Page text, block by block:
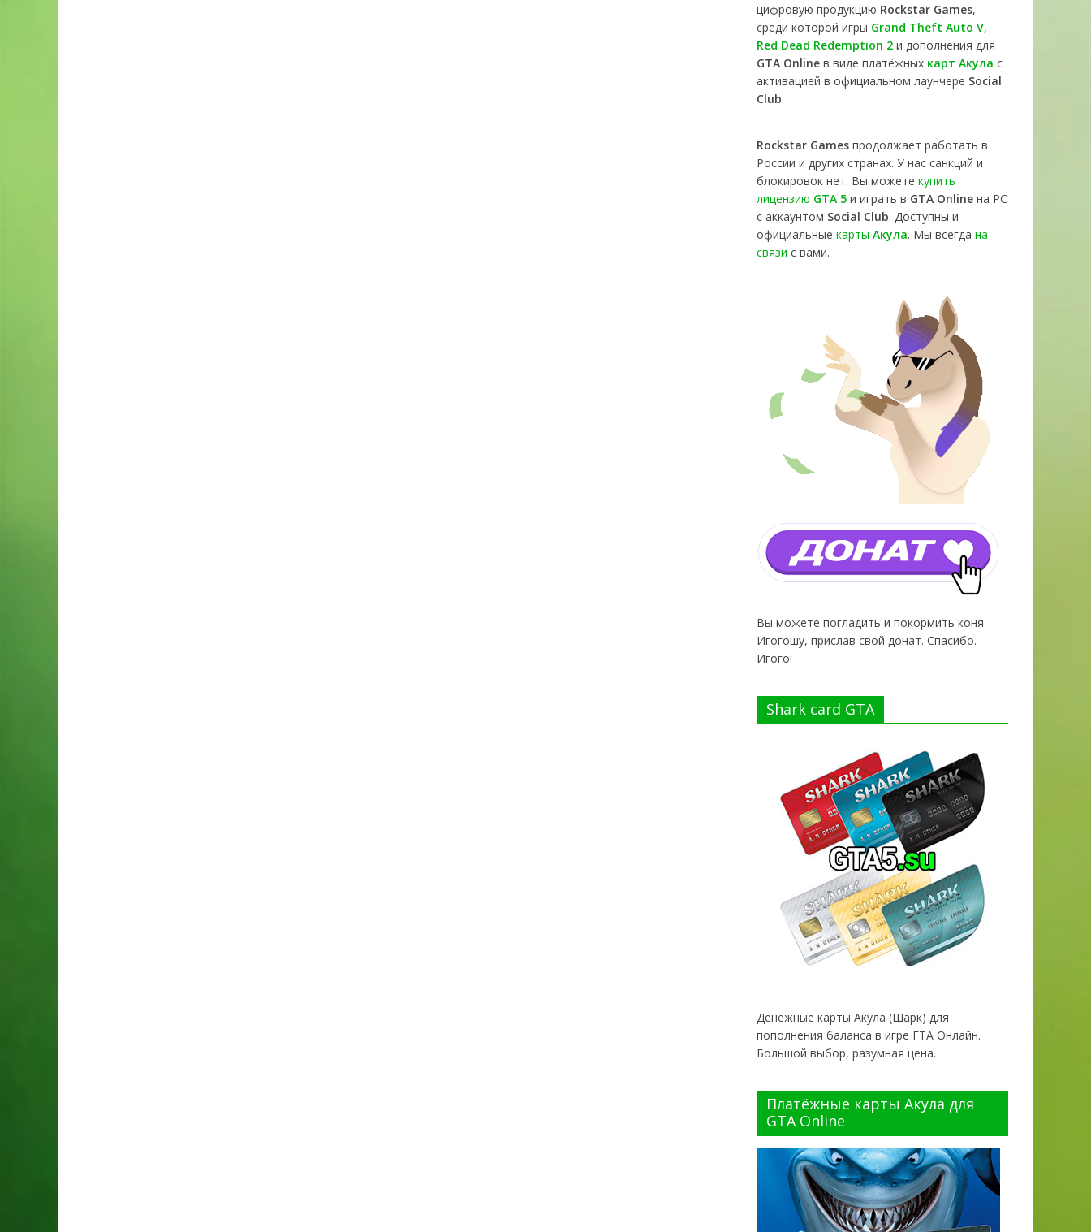
цифровую продукцию Rockstar Games,
среди которой игры Grand Theft Auto V,
Red Dead Redemption 2 и дополнения для
GTA Online в виде платёжных карт Акула с
активацией в официальном лаунчере Social
Club.
Rockstar Games продолжает работать в
России и других странах. У нас санкций и
блокировок нет. Вы можете купить
лицензию GTA 5 и играть в GTA Online на PC
с аккаунтом Social Club. Доступны и
официальные карты Акула. Мы всегда на
связи с вами.
Вы можете погладить и покормить коня
Игогошу, прислав свой донат. Спасибо.
Игого!
Shark card GTA
Денежные карты Акула (Шарк) для
пополнения баланса в игре ГТА Онлайн.
Большой выбор, разумная цена.
Платёжные карты Акула для
GTA Online